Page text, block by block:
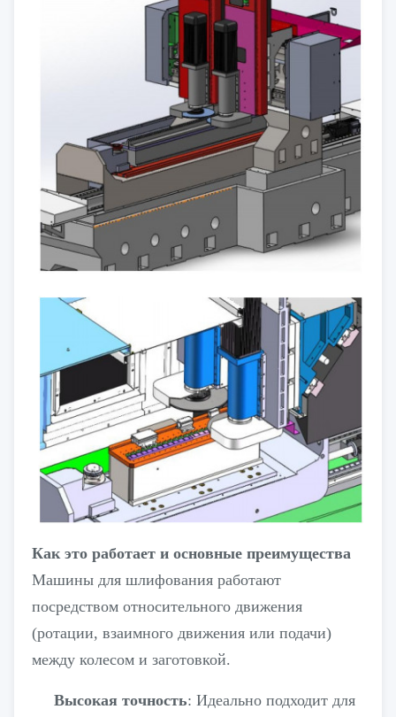
Как это работает и основные преимущества
Машины для шлифования работают
посредством относительного движения
(ротации, взаимного движения или подачи)
между колесом и заготовкой.
Высокая точность: Идеально подходит для